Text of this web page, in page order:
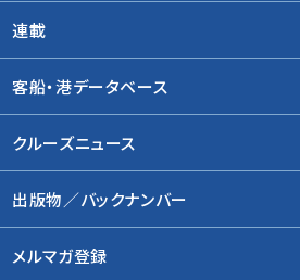
連載
客船・港データベース
クルーズニュース
出版物／バックナンバー
メルマガ登録